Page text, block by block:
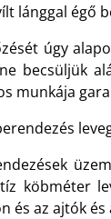
lánggal égő
úgy
becsüljük
munkája
köbméter
és az ajtók